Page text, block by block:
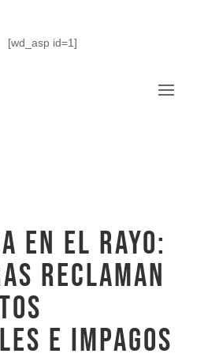
[wd_asp id=1]
en el Rayo:
reclaman
e impagos